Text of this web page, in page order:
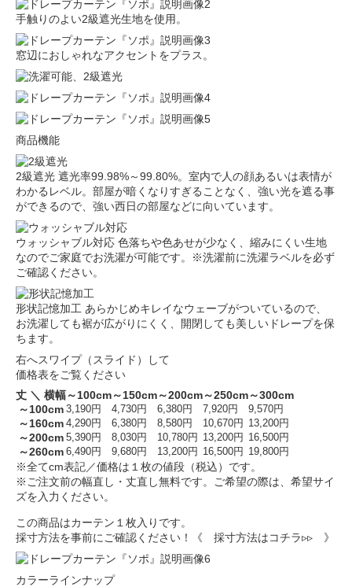
手触りのよい2級遮光生地を使用。
窓辺におしゃれなアクセントをプラス。
商品機能
2級遮光 遮光率99.98%～99.80%。室内で人の顔あるいは表情が
わかるレベル。部屋が暗くなりすぎることなく、強い光を遮る事
ができるので、強い西日の部屋などに向いています。
ウォッシャブル対応 色落ちや色あせが少なく、縮みにくい生地
なのでご家庭でお洗濯が可能です。※洗濯前に洗濯ラベルを必ず
ご確認ください。
形状記憶加工 あらかじめキレイなウェーブがついているので、
お洗濯しても裾が広がりにくく、開閉しても美しいドレープを保
ちます。
右へスワイプ（スライド）して
価格表をご覧ください
丈 ＼ 横幅～100cm～150cm～200cm～250cm～300cm
～100cm 3,190円 4,730円 6,380円 7,920円 9,570円
～160cm 4,290円 6,380円 8,580円 10,670円 13,200円
～200cm 5,390円 8,030円 10,780円 13,200円 16,500円
～260cm 6,490円 9,680円 13,200円 16,500円 19,800円
※全てcm表記／価格は１枚の値段（税込）です。
※ご注文前の幅直し・丈直し無料です。ご希望の際は、希望サイ
ズを入力ください。
この商品はカーテン１枚入りです。
採寸方法を事前にご確認ください！
《 採寸方法はコチラ▹▹ 》
カラーラインナップ